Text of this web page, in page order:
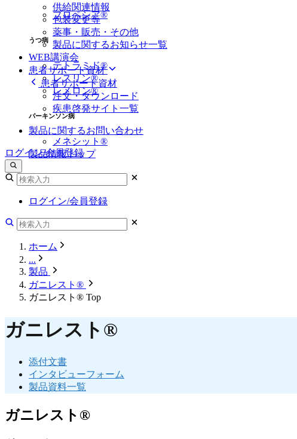
プロペシア®
うつ病
テトラミド®
レスリン®
レメロン®
パーキンソン病
メネシット®
製品情報トップ
供給関連情報
包装変更等
薬事・販売・その他
製品に関するお知らせ一覧
WEB講演会
患者サポート資材
患者サポート資材
注文・ダウンロード
疾患啓発サイト一覧
製品に関するお問い合わせ
ログイン/会員登録
ログイン/会員登録
ホーム
...
製品
ガニレスト®
ガニレスト® Top
ガニレスト®
添付文書
インタビューフォーム
製品資料一覧
ガニレスト®